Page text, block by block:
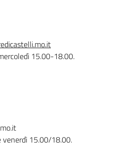
15.00-18.00.
venerdì 15.00/18.00.